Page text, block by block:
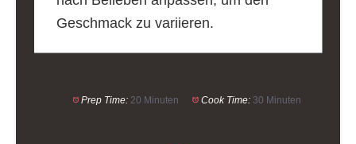
Geschmack zu variieren.
Prep Time: 20 Minuten Cook Time: 30 Minuten